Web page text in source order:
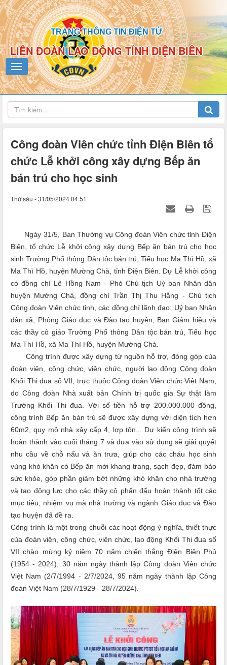
TRANG THÔNG TIN ĐIỆN TỬ
LIÊN ĐOÀN LAO ĐỘNG TỈNH ĐIỆN BIÊN
Công đoàn Viên chức tỉnh Điện Biên tổ
chức Lễ khởi công xây dựng Bếp ăn
bán trú cho học sinh
Thứ sáu - 31/05/2024 04:51
Ngày 31/5, Ban Thường vụ Công đoàn Viên chức tỉnh Điện
Biên, tổ chức Lễ khởi công xây dựng Bếp ăn bán trú cho học
sinh Trường Phổ thông Dân tộc bán trú, Tiểu học Ma Thì Hồ, xã
Ma Thì Hồ, huyện Mường Chà, tỉnh Điện Biên. Dự Lễ khởi công
có đồng chí Lê Hồng Nam - Phó Chủ tịch Uỷ ban Nhân dân
huyện Mường Chà, đồng chí Trần Thị Thu Hằng - Chủ tịch
Công đoàn Viên chức tỉnh, các đồng chí lãnh đạo: Uỷ ban Nhân
dân xã, Phòng Giáo dục và Đào tạo huyện, Ban Giám hiệu và
các thầy cô giáo Trường Phổ thông Dân tộc bán trú, Tiểu học
Ma Thì Hồ, xã Ma Thì Hồ, huyện Mường Chà.
Công trình được xây dựng từ nguồn hỗ trợ, đóng góp của
đoàn viên, công chức, viên chức, người lao động Công đoàn
Khối Thi đua số VII, trực thuộc Công đoàn Viên chức Việt Nam,
do Công đoàn Nhà xuất bản Chính trị quốc gia Sự thật làm
Trưởng Khối Thi đua. Với số tiền hỗ trợ 200.000.000 đồng,
công trình Bếp ăn bán trú sẽ được xây dựng với diện tích hơn
60m2, quy mô nhà xây cấp 4, lợp tôn... Dự kiến công trình sẽ
hoàn thành vào cuối tháng 7 và đưa vào sử dụng sẽ giải quyết
nhu cầu về chỗ nấu và ăn trưa, giúp cho các cháu học sinh
vùng khó khăn có Bếp ăn mới khang trang, sạch đẹp, đảm bảo
sức khỏe, góp phần giảm bớt những khó khăn cho nhà trường
và tạo động lực cho các thầy cô phấn đấu hoàn thành tốt các
mục tiêu, nhiệm vụ mà nhà trường và ngành Giáo dục và Đào
tạo huyện đã đề ra.
Công trình là một trong chuỗi các hoạt động ý nghĩa, thiết thực
của đoàn viên, công chức, viên chức, lao động Khối Thi đua số
VII chào mừng kỷ niệm 70 năm chiến thắng Điện Biên Phủ
(1954 - 2024), 30 năm ngày thành lập Công đoàn Viên chức
Việt Nam (2/7/1994 - 2/7/2024, 95 năm ngày thành lập Công
đoàn Việt Nam (28/7/1929 - 28/7/2024).